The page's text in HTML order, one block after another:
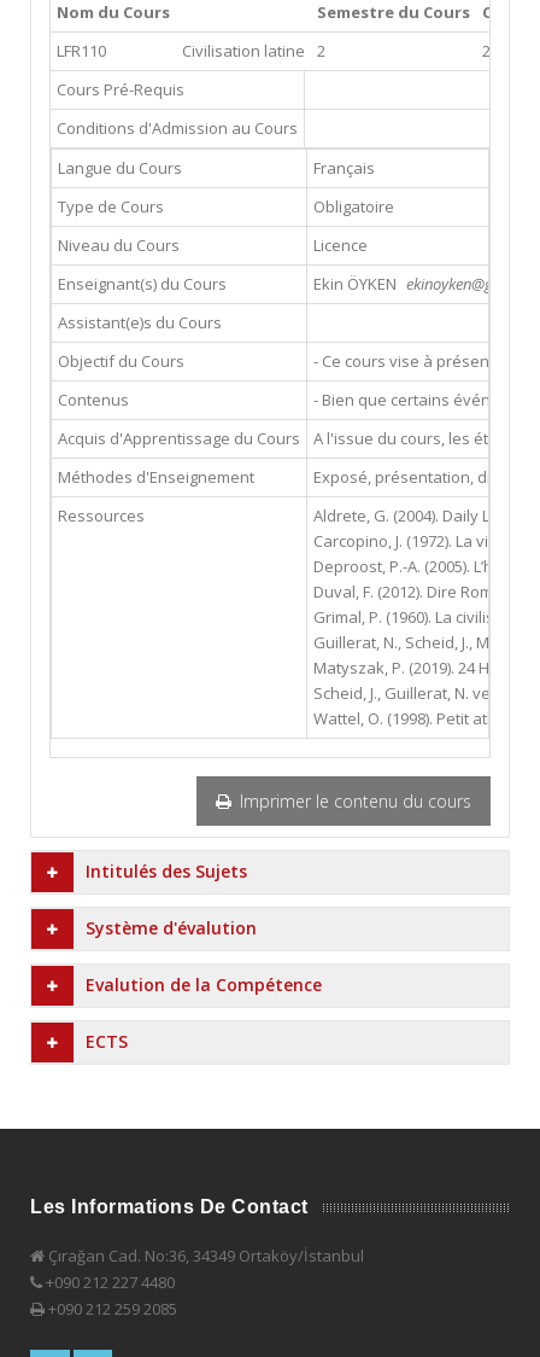
Nom du Cours Semestre du Cours
Cours
LFR110
Civilisation latine 2
2
Cours Pré-Requis
Conditions d'Admission au Cours
Langue du Cours
Français
Type de Cours
Obligatoire
Niveau du Cours
Licence
Enseignant(s) du Cours
Ekin ÖYKEN
Assistant(e)s du Cours
Objectif du Cours
- Ce cours vise à présenter la
Contenus
- Bien que certains
Acquis d'Apprentissage du Cours
A l'issue du cours, les
Méthodes d'Enseignement
Exposé, présentation,
Ressources
Aldrete, G. (2004). Daily Life in
Carcopino, J. (1972). La vie
Deproost, P.-A. (2005).
Duval, F. (2012). Dire Rome
Grimal, P. (1960). La
Guillerat, N., Scheid, J.,
Matyszak, P. (2019). 24 Hours
Scheid, J., Guillerat, N. ve
Wattel, O. (1998). Petit atlas
Imprimer le contenu du cours
Intitulés des Sujets
Système d'évalution
Evalution de la Compétence
ECTS
Les Informations De Contact
Çırağan Cad. No:36, 34349 Ortaköy/İstanbul
+090 212 227 4480
+090 212 259 2085